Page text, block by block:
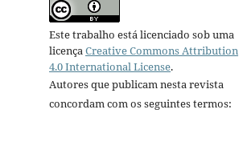
Este trabalho está licenciado sob uma
licençaCreative Commons Attribution
4.0 International License.
Autores que publicam nesta revista
concordam com os seguintes termos: